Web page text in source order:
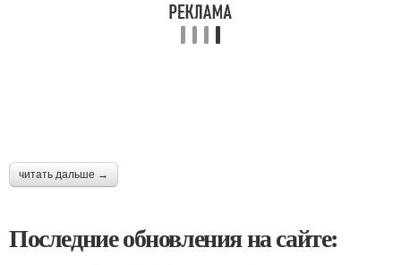
читать дальше →
Последние обновления на сайте: